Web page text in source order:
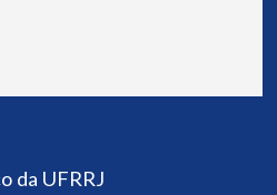
da UFRRJ